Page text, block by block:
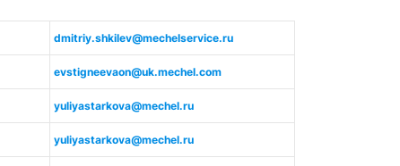
dmitriy.shkilev@mechelservice.ru
evstigneevaon@uk.mechel.com
yuliyastarkova@mechel.ru
yuliyastarkova@mechel.ru